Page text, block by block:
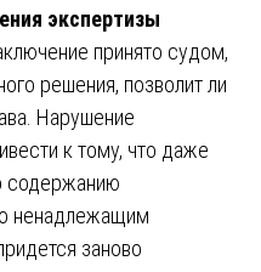
экспертизы
принято судом,
решения, позволит ли
Нарушение
к тому, что даже
содержанию
ненадлежащим
заново